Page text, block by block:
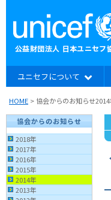
ユニセフについて
HOME > 協会からのお知らせ2014
協会からのお知らせ
2018年
2017年
2016年
2015年
2014年
2013年